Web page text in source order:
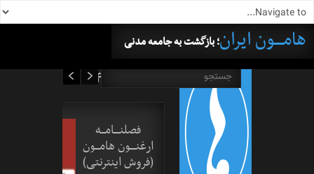
هامــــون ایران؛ بازگشت به جامعه مدنی
فصلنــــامـــه
ارغنــــون هامـــون
(فروش اینترنتی)